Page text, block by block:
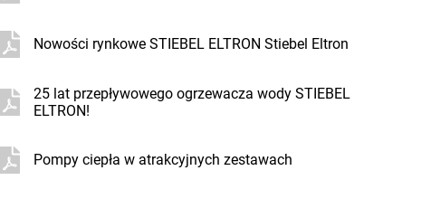
Nowości rynkowe STIEBEL ELTRON Stiebel Eltron
25 lat przepływowego ogrzewacza wody STIEBEL
ELTRON!
Pompy ciepła w atrakcyjnych zestawach